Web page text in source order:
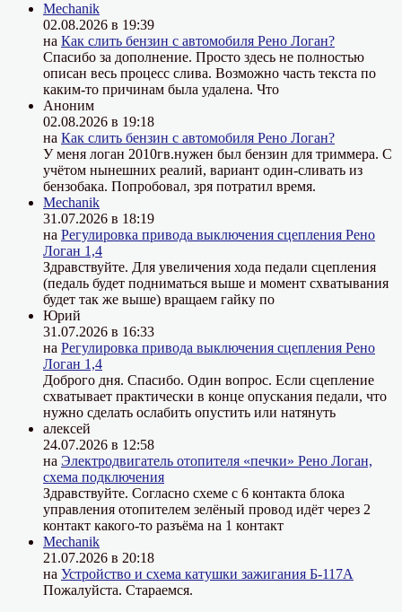
Mechanik
02.08.2026 в 19:39
на Как слить бензин с автомобиля Рено Логан?
Спасибо за дополнение. Просто здесь не полностью
описан весь процесс слива. Возможно часть текста по
каким-то причинам была удалена. Что
Аноним
02.08.2026 в 19:18
на Как слить бензин с автомобиля Рено Логан?
У меня логан 2010гв.нужен был бензин для триммера. С
учётом нынешних реалий, вариант один-сливать из
бензобака. Попробовал, зря потратил время.
Mechanik
31.07.2026 в 18:19
на Регулировка привода выключения сцепления Рено
Логан 1,4
Здравствуйте. Для увеличения хода педали сцепления
(педаль будет подниматься выше и момент схватывания
будет так же выше) вращаем гайку по
Юрий
31.07.2026 в 16:33
на Регулировка привода выключения сцепления Рено
Логан 1,4
Доброго дня. Спасибо. Один вопрос. Если сцепление
схватывает практически в конце опускания педали, что
нужно сделать ослабить опустить или натянуть
алексей
24.07.2026 в 12:58
на Электродвигатель отопителя «печки» Рено Логан,
схема подключения
Здравствуйте. Согласно схеме с 6 контакта блока
управления отопителем зелёный провод идёт через 2
контакт какого-то разъёма на 1 контакт
Mechanik
21.07.2026 в 20:18
на Устройство и схема катушки зажигания Б-117А
Пожалуйста. Стараемся.